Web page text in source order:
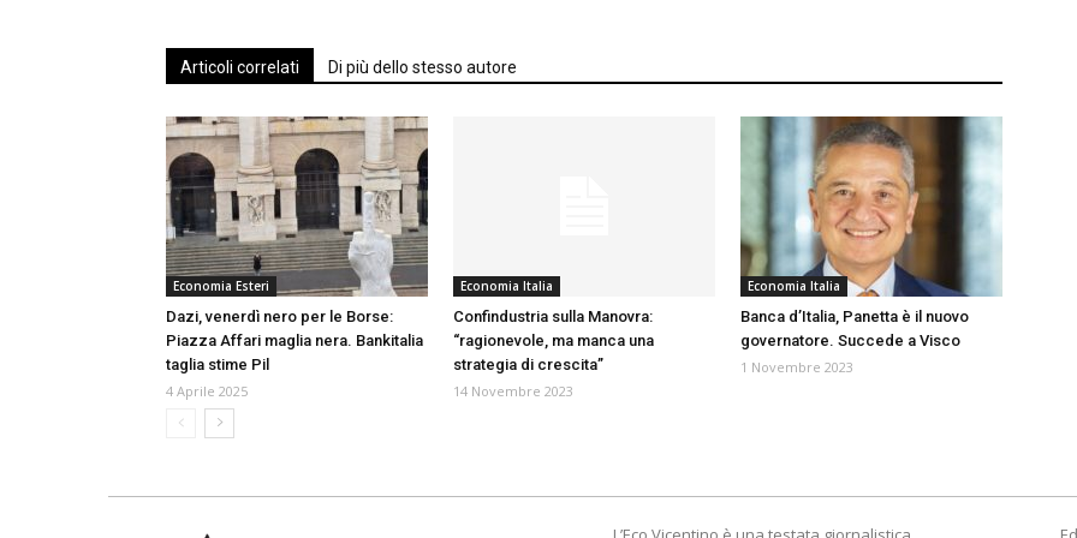
Articoli correlati Di più dello stesso autore
Economia Esteri
Dazi, venerdì nero per le Borse:
Piazza Affari maglia nera. Bankitalia
taglia stime Pil
4 Aprile 2025
Economia Italia
Confindustria sulla Manovra:
“ragionevole, ma manca una
strategia di crescita”
14 Novembre 2023
Economia Italia
Banca d’Italia, Panetta è il nuovo
governatore. Succede a Visco
1 Novembre 2023